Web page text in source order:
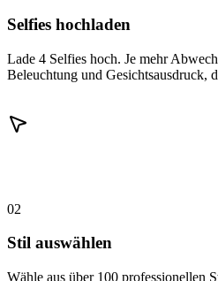
Selfies hochladen
Lade 4 Selfies hoch. Je mehr
Beleuchtung und Gesichtsausdruck,
02
Stil auswählen
Wähle aus über 100 professionellen